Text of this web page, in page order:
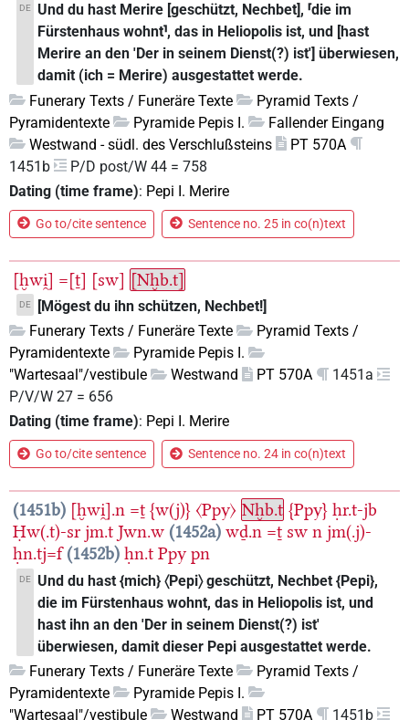
DE
Und du hast Merire [geschützt, Nechbet], ⸢die im
Fürstenhaus wohnt⸣, das in Heliopolis ist, und [hast
Merire an den 'Der in seinem Dienst(?) ist'] überwiesen,
damit (ich = Merire) ausgestattet werde.
Funerary Texts / Funeräre Texte
Pyramid Texts /
Pyramidentexte
Pyramide Pepis I.
Fallender Eingang
Westwand - südl. des Verschlußsteins
PT 570A
1451b
P/D post/W 44 = 758
Dating (time frame): Pepi I. Merire
Go to/cite sentence Sentence no. 25 in co(n)text
[ḫwi̯] =[ṯ] [sw] [Nḫb.t]
DE
[Mögest du ihn schützen, Nechbet!]
Funerary Texts / Funeräre Texte
Pyramid Texts /
Pyramidentexte
Pyramide Pepis I.
"Wartesaal"/vestibule
Westwand PT 570A
1451a
P/V/W 27 = 656
Dating (time frame): Pepi I. Merire
Go to/cite sentence Sentence no. 24 in co(n)text
1451b [ḫwi̯].n =ṯ {w(j)} 〈Ppy〉 Nḫb.t {Ppy} ḥr.t-jb
Ḥw(.t)-sr jm.t Jwn.w 1452a wḏ.n =ṯ sw n jm(.j)-
ḥn.tj=f 1452b ḥn.t Ppy pn
DE
Und du hast {mich} 〈Pepi〉 geschützt, Nechbet {Pepi},
die im Fürstenhaus wohnt, das in Heliopolis ist, und
hast ihn an den 'Der in seinem Dienst(?) ist'
überwiesen, damit dieser Pepi ausgestattet werde.
Funerary Texts / Funeräre Texte
Pyramid Texts /
Pyramidentexte
Pyramide Pepis I.
"Wartesaal"/vestibule
Westwand PT 570A 1451b